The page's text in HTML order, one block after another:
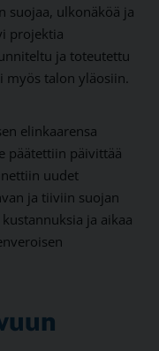
suojaa, ulkonäköä ja
projektia
ja toteutettu
myös talon ylä­osiin.
elin­kaarensa
päätettiin päivittää
uudet
ja tiiviin suojan
ja aikaa